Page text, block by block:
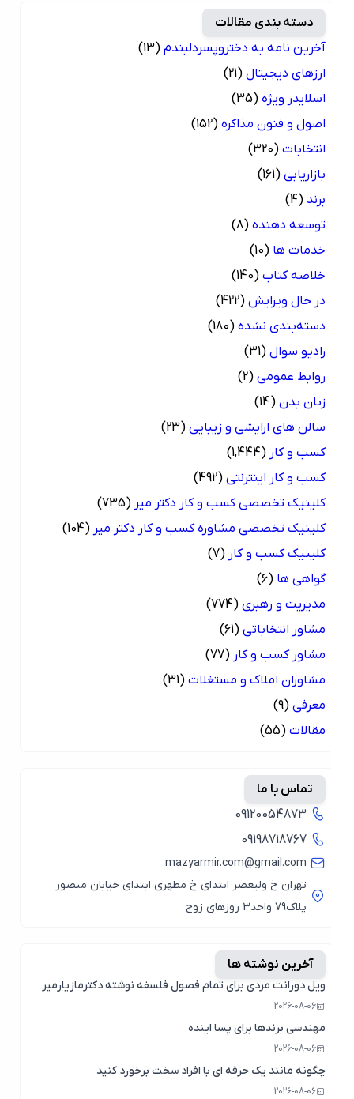
دسته بندی مقالات
آخرین نامه به دختروپسردلبندم (13)
ارزهای دیجیتال (21)
اسلایدر ویژه (35)
اصول و فنون مذاکره (152)
انتخابات (320)
بازاریابی (161)
(4)
توسعه دهنده (8)
خدمات ها (10)
خلاصه کتاب (140)
در حال ویرایش (422)
دسته‌بندی نشده (180)
رادیو سوال (31)
روابط عمومی (2)
زبان بدن (14)
سالن های ارایشی و زیبایی (23)
کسب و کار (1,444)
کسب و کار اینترنتی (492)
کلینیک تخصصی کسب و کار دکتر میر (735)
کلینیک تخصصی مشاوره کسب و کار دکتر میر (104)
کلینیک کسب و کار (7)
گواهی ها (6)
مدیریت و رهبری (774)
مشاور انتخاباتی (61)
مشاور کسب و کار (77)
مشاوران املاک و مستغلات (31)
معرفی (9)
مقالات (55)
تماس با ما
09120054873
09198718767
mazyarmir.com@gmail.com
تهران خ ولیعصر ابتدای خ مطهری ابتدای خیابان منصور
پلاک79 واحد3 روزهای زوج
آخرین نوشته ها
ویل دورانت مردی برای تمام فصول فلسفه نوشته دکترمازیارمیر
2026-08-06
مهندسی برندها برای پسا اینده
2026-08-06
چگونه مانند یک حرفه ای با افراد سخت برخورد کنید
2026-08-06